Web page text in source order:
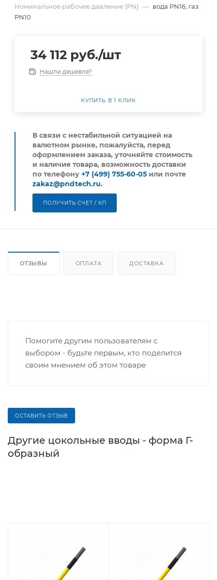
Номинальное рабочее давление (PN) — вода PN16, газ
PN10
34 112 руб./шт
Нашли дешевле?
КУПИТЬ В 1 КЛИК
В связи с нестабильной ситуацией на
валютном рынке, пожалуйста, перед
оформлением заказа, уточняйте стоимость
и наличие товара, возможность доставки
по телефону +7 (499) 755-60-05 или почте
zakaz@pndtech.ru.
ПОЛУЧИТЬ СЧЕТ / КП
ОТЗЫВЫ ОПЛАТА ДОСТАВКА
Помогите другим пользователям с
выбором - будьте первым, кто поделится
своим мнением об этом товаре
ОСТАВИТЬ ОТЗЫВ
Другие цокольные вводы - форма Г-
образный